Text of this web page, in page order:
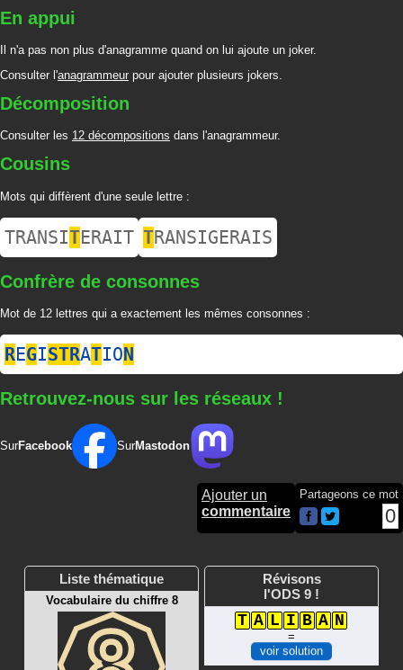
En appui
Il n'a pas non plus d'anagramme quand on lui ajoute un joker.
Consulter l'anagrammeur pour ajouter plusieurs jokers.
Décomposition
Consulter les 12 décompositions dans l'anagrammeur.
Cousins
Mots qui diffèrent d'une seule lettre :
TRANSITERAIT TRANSIGERAIS
Confrère de consonnes
Mot de 12 lettres qui a exactement les mêmes consonnes :
REGISTRATION
Retrouvez-nous sur les réseaux !
SurFacebook SurMastodon
Ajouter un
commentaire
Partageons ce mot
0
Liste thématique
Vocabulaire du chiffre 8
Révisons
l'ODS 9 !
T A L I B A N
=
voir solution